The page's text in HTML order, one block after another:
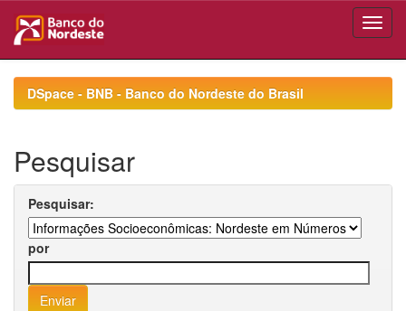
navigationDSpace - BNB - Banco do Nordeste do Brasil
Pesquisar
Pesquisar:
por